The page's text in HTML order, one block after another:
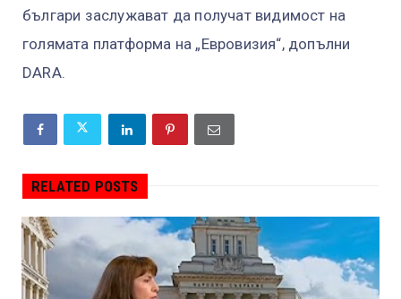
българи заслужават да получат видимост на
голямата платформа на „Евровизия“, допълни
DARA.
RELATED POSTS